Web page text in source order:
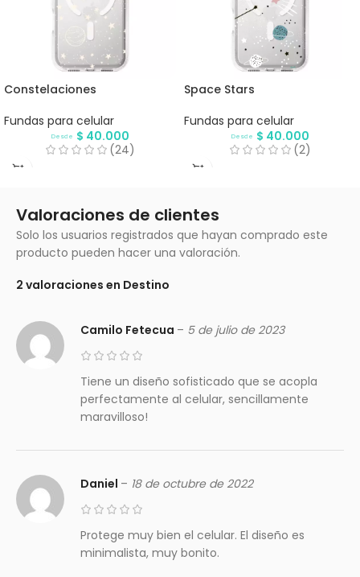
Constelaciones
Fundas para celular
Desde $ 40.000
(24)
Space Stars
Fundas para celular
Desde $ 40.000
(2)
Valoraciones de clientes
2 valoraciones en Destino
Camilo Fetecua – 5 de julio de 2023
Tiene un diseño sofisticado que se acopla
perfectamente al celular, sencillamente
maravilloso!
Daniel – 18 de octubre de 2022
Protege muy bien el celular. El diseño es
minimalista, muy bonito.
Solo los usuarios registrados que hayan comprado este
producto pueden hacer una valoración.